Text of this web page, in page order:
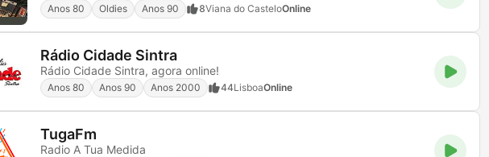
Anos 80 Oldies Anos 90 8Viana do CasteloOnline
Rádio Cidade Sintra
Rádio Cidade Sintra, agora online!
Anos 80 Anos 90 Anos 2000 44LisboaOnline
TugaFm
Radio A Tua Medida